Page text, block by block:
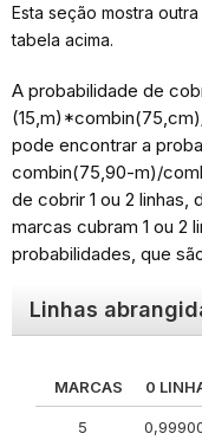
Esta seção mostra
tabela acima.
A probabilidade de
pode encontrar a
combin(75,90-m)/
de cobrir 1 ou 2 linhas,
marcas cubram 1 ou 2
probabilidades, que
Linhas
MARCAS 0
5